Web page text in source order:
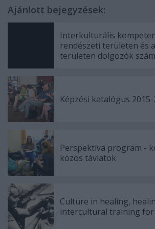
Ajánlott bejegyzések:
Interkulturális
rendészeti területen és
területen dolgozók
Képzési katalógus 2015-
Perspektíva program -
közös távlatok
Culture in healing,
intercultural training